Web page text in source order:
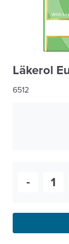
Läkerol
6512
-